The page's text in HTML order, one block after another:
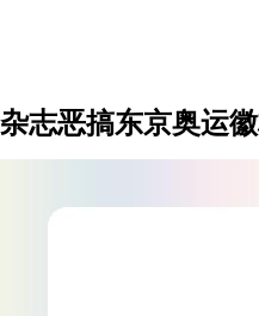
杂志恶搞东京奥运